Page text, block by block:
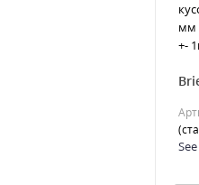
мм
+-